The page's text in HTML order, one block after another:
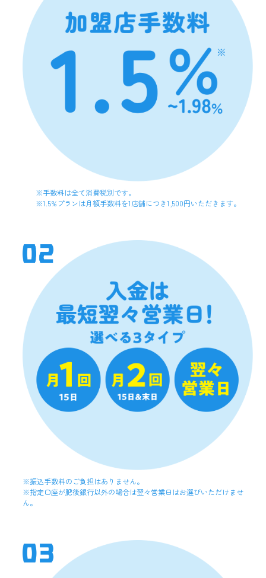
（８）加盟店契約条件
加盟店契約時に当行から提示される加盟申込書に記載の内容
（９）利用規約
利用者に対するくまモン!Payサービスの取扱いを規定した、
別途当行が定める利用規約をいいます。
利用規約に従って、くまモン!Payサービスを利用するお客様
をいいます。
（１１）くまモン!Payアプリ
利用者が利用者端末にダウンロードし、所定の認証を経て起
動することによって、くまモン!Payサービスを利用すること
ができるようになるアプリケーションソフトウェアであっ
て、当行が提供するものをいいます。
（１２）くまモン!Payアカウント
くまモン!Payサービスにおいて当行所定の手続を経て利用者
利用者のくまモン!Payアカウントにおいて保有され、対象商
品等の代金の決済、その他当行所定の支払に利用することが
できる電子マネーをいいます。
（１４）くまモン!Payポイント
利用者のくまモン!Payアカウントにおいて保有され、くまモ
ン!Pay残高へのチャージに利用することができるポイントを
いいます。
（１５）加盟店QR
当行が加盟店へ提供するQRコードで、利用者がくまモン!Pay
アプリで読み取ることで、当該加盟店に係るQR決済サービス
を利用することができるものをいいます。なお、「QR コー
ド」は、株式会社デンソーウェーブの登録商標です。
第3条（加盟店の遵守事項）
（１）加盟店は、QR決済サービスに関して、以下の各号に掲
げる事項を遵守します。
① 加盟店ポータルのID等を秘密として管理すること
② 利用者からの対象商品に関する問い合わせまたは苦情等に
関して、自己の責任において対応すること
③ 加盟店QRを適切に管理および保管すること
と
⑥ 加盟店QRを紛失または第三者が取得したおそれがあると
きは、当行に通知するとともに、第三者が不正に利用するこ
※手数料は全て消費税別です。
※1.5%プランは月額手数料を1店舗につき1,500円いただきます。
※振込手数料のご負担はありません。
※指定口座が肥後銀行以外の場合は翌々営業日はお選びいただけませ
ん。